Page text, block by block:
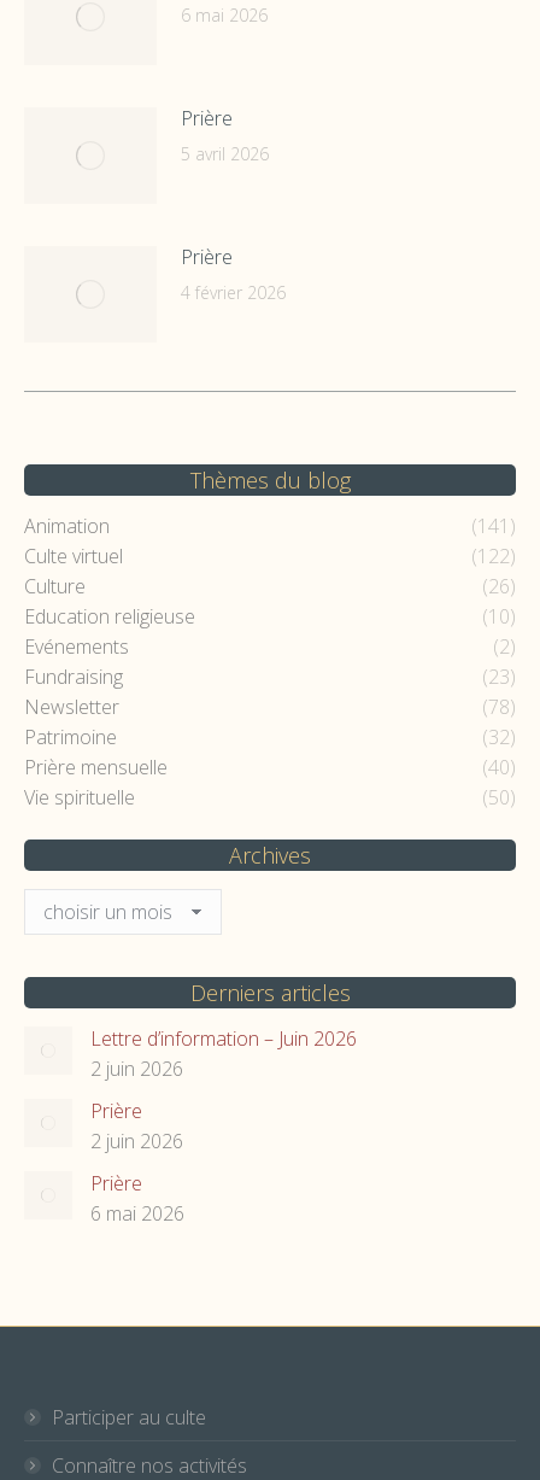
6 mai 2026
Prière
5 avril 2026
Prière
4 février 2026
Thèmes du blog
Animation
(141)
Culte virtuel
(122)
Culture
(26)
Education religieuse
(10)
Evénements
(2)
Fundraising
(23)
Newsletter
(78)
Patrimoine
(32)
Prière mensuelle
(40)
Vie spirituelle
(50)
Archives
Archives
Derniers articles
Lettre d’information – Juin 2026
2 juin 2026
Prière
2 juin 2026
Prière
6 mai 2026
Participer au culte
Connaître nos activités